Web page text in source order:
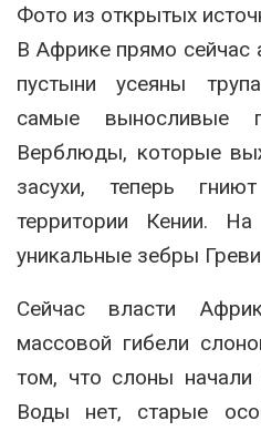
Фото из открытых
В Африке прямо сейчас
пустыни усеяны
самые выносливые
Верблюды, которые
засухи, теперь
территории Кении.
уникальные зебры
Сейчас власти
массовой гибели
том, что слоны начали
Воды нет, старые